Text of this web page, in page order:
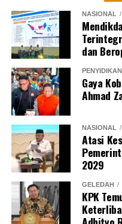
Pemberian uang terkait
korupsi dikabupaten
menyeret nama Azis
orang kepercayaannya di
Kpk tengah menelusuri
Syamsuddin selaku
Aliza Gunado atas
Khusus (DAK) APBN-P
Tahun Anggaran (T.A.)
konten kami.
Channel YouTube,
NASIONAL
dan
PENYIDIKAN
Gaya
Ahmad
NASIONAL
Atasi
2029
GELEDAH
KPK